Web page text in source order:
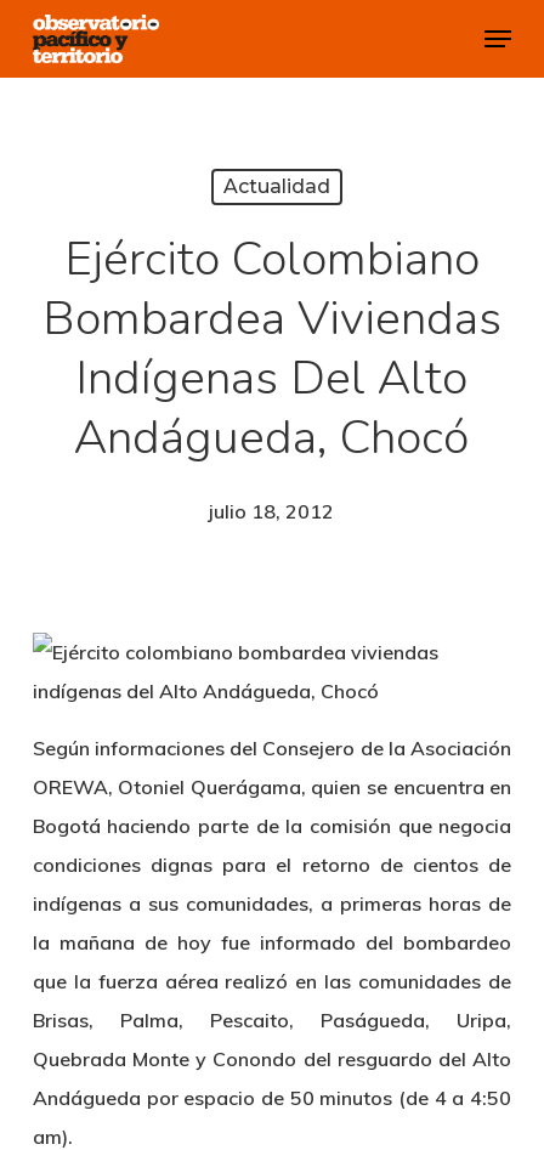
Skip
Menu
Actualidad
Ejército Colombiano
Bombardea Viviendas
Indígenas Del Alto
Andágueda, Chocó
julio 18, 2012
Según informaciones del Consejero de la Asociación
OREWA, Otoniel Querágama, quien se encuentra en
Bogotá haciendo parte de la comisión que negocia
condiciones dignas para el retorno de cientos de
indígenas a sus comunidades, a primeras horas de
la mañana de hoy fue informado del bombardeo
que la fuerza aérea realizó en las comunidades de
Brisas, Palma, Pescaito, Paságueda, Uripa,
Quebrada Monte y Conondo del resguardo del Alto
Andágueda por espacio de 50 minutos (de 4 a 4:50
am).
Close